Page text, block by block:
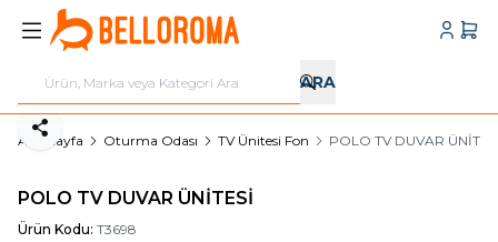
ARA
Ana Sayfa Oturma Odası TV Ünitesi Fon POLO TV DUVAR
Paylaş
POLO TV DUVAR ÜNİTESİ
Ürün Kodu: T3698